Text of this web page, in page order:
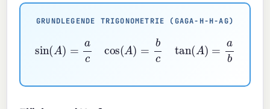
GRUNDLEGENDE TRIGONOMETRIE (GAGA-H-H-AG)
)= c